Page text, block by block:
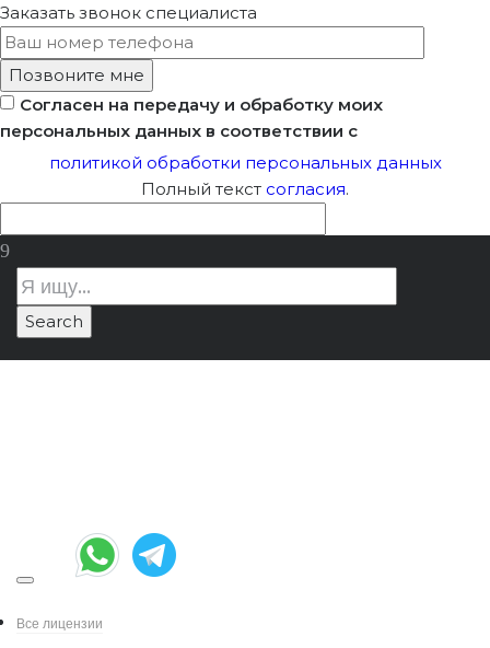
Заказать звонок специалиста
Согласен на передачу и обработку моих
персональных данных в соответствии с
политикой обработки персональных данных
Полный текст согласия.
Все лицензии